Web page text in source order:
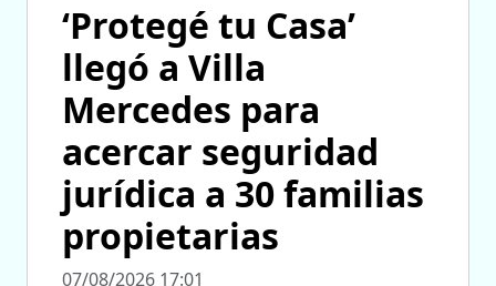
‘Protegé tu Casa’
llegó a Villa
Mercedes para
acercar seguridad
jurídica a 30 familias
propietarias
07/08/2026 17:01